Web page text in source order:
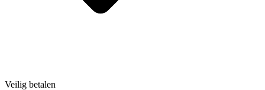
Veilig betalen